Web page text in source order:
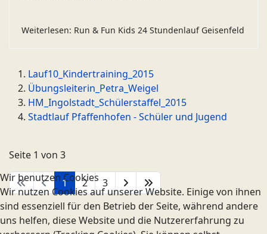
Weiterlesen: Run & Fun Kids 24 Stundenlauf Geisenfeld
Lauf10_Kindertraining_2015
Übungsleiterin_Petra_Weigel
HM_Ingolstadt_Schülerstaffel_2015
Stadtlauf Pfaffenhofen - Schüler und Jugend
Seite 1 von 3
1 2 3
Wir benutzen Cookies
Wir nutzen Cookies auf unserer Website. Einige von ihnen
sind essenziell für den Betrieb der Seite, während andere
uns helfen, diese Website und die Nutzererfahrung zu